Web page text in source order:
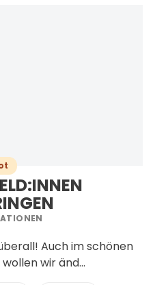
Auch im schönen
wir änd...